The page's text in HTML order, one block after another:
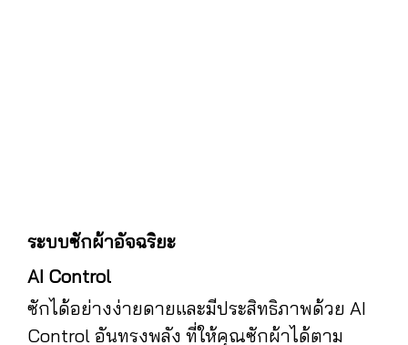
ระบบซักผ้าอัจฉริยะ
AI Control
ซักได้อย่างง่ายดายและมีประสิทธิภาพด้วย AI
Control อันทรงพลัง ที่ให้คุณซักผ้าได้ตาม